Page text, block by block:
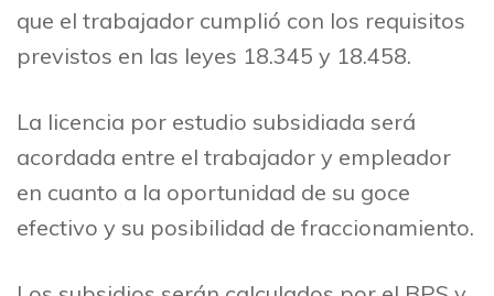
que el trabajador cumplió con los requisitos
previstos en las leyes 18.345 y 18.458.
La licencia por estudio subsidiada será
acordada entre el trabajador y empleador
en cuanto a la oportunidad de su goce
efectivo y su posibilidad de fraccionamiento.